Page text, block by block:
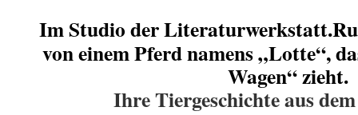
Im Studio der
von einem Pferd namens „Lotte“,
Wagen“ zieht.
Ihre Tiergeschichte aus